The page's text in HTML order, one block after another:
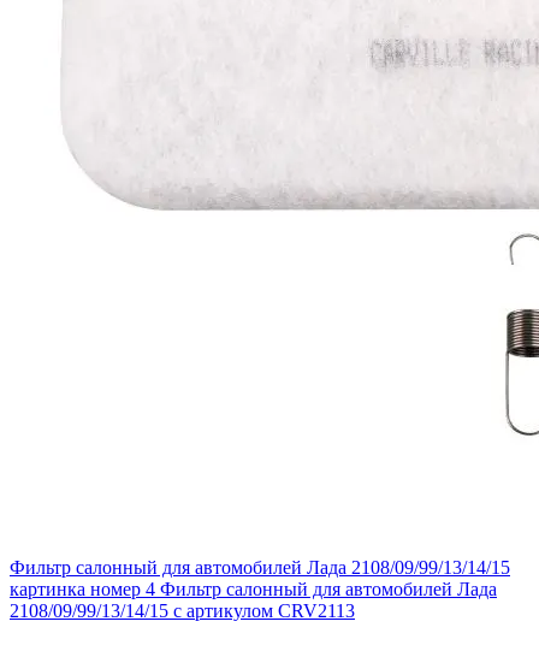
Фильтр салонный для автомобилей Лада 2108/09/99/13/14/15
картинка номер 4 Фильтр салонный для автомобилей Лада
2108/09/99/13/14/15 с артикулом CRV2113